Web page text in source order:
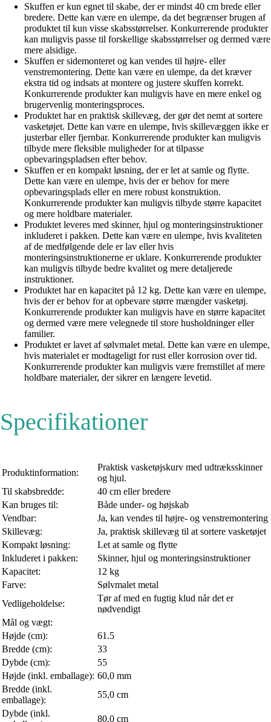
Skuffen er kun egnet til skabe, der er mindst 40 cm brede eller
bredere. Dette kan være en ulempe, da det begrænser brugen af ​​
produktet til kun visse skabsstørrelser. Konkurrerende produkter
kan muligvis passe til forskellige skabsstørrelser og dermed være
mere alsidige.
Skuffen er sidemonteret og kan vendes til højre- eller
venstremontering. Dette kan være en ulempe, da det kræver
ekstra tid og indsats at montere og justere skuffen korrekt.
Konkurrerende produkter kan muligvis have en mere enkel og
brugervenlig monteringsproces.
Produktet har en praktisk skillevæg, der gør det nemt at sortere
vasketøjet. Dette kan være en ulempe, hvis skillevæggen ikke er
justerbar eller fjernbar. Konkurrerende produkter kan muligvis
tilbyde mere fleksible muligheder for at tilpasse
opbevaringspladsen efter behov.
Skuffen er en kompakt løsning, der er let at samle og flytte.
Dette kan være en ulempe, hvis der er behov for mere
opbevaringsplads eller en mere robust konstruktion.
Konkurrerende produkter kan muligvis tilbyde større kapacitet
og mere holdbare materialer.
Produktet leveres med skinner, hjul og monteringsinstruktioner
inkluderet i pakken. Dette kan være en ulempe, hvis kvaliteten
af ​​de medfølgende dele er lav eller hvis
monteringsinstruktionerne er uklare. Konkurrerende produkter
kan muligvis tilbyde bedre kvalitet og mere detaljerede
instruktioner.
Produktet har en kapacitet på 12 kg. Dette kan være en ulempe,
hvis der er behov for at opbevare større mængder vasketøj.
Konkurrerende produkter kan muligvis have en større kapacitet
og dermed være mere velegnede til store husholdninger eller
familier.
Produktet er lavet af sølvmalet metal. Dette kan være en ulempe,
hvis materialet er modtageligt for rust eller korrosion over tid.
Konkurrerende produkter kan muligvis være fremstillet af mere
holdbare materialer, der sikrer en længere levetid.
Specifikationer
Produktinformation:
Praktisk vasketøjskurv med udtræksskinner
og hjul.
Til skabsbredde:
40 cm eller bredere
Kan bruges til:
Både under- og højskab
Vendbar:
Ja, kan vendes til højre- og venstremontering
Skillevæg:
Ja, praktisk skillevæg til at sortere vasketøjet
Kompakt løsning:
Let at samle og flytte
Inkluderet i pakken:
Skinner, hjul og monteringsinstruktioner
Kapacitet:
12 kg
Farve:
Sølvmalet metal
Vedligeholdelse:
Tør af med en fugtig klud når det er
nødvendigt
Mål og vægt:
Højde (cm):
61.5
Bredde (cm):
33
Dybde (cm):
55
Højde (inkl. emballage): 60,0 mm
Bredde (inkl.
emballage):
55,0 cm
Dybde (inkl.
80,0 cm